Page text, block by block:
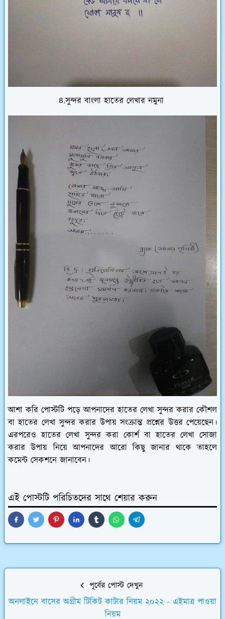
৪.সুন্দর বাংলা হাতের লেখার নমুনা
আশা করি পোস্টটি পড়ে আপনাদের হাতের লেখা সুন্দর করার কৌশল
বা হাতের লেখা সুন্দর করার উপায় সংক্রান্ত প্রশ্নের উত্তর পেয়েছেন।
এরপরেও হাতের লেখা সুন্দর করা কোর্শ বা হাতের লেখা সোজা
করার উপায় নিয়ে আপনাদের আরো কিছু জানার থাকে তাহলে
কমেন্ট সেকশনে জানাবেন।
এই পোস্টটি পরিচিতদের সাথে শেয়ার করুন
পূর্বের পোস্ট দেখুন
অনলাইনে বাসের অগ্রীম টিকিট কাটার নিয়ম ২০২২ - এইমাত্র পাওয়া
নিয়ম